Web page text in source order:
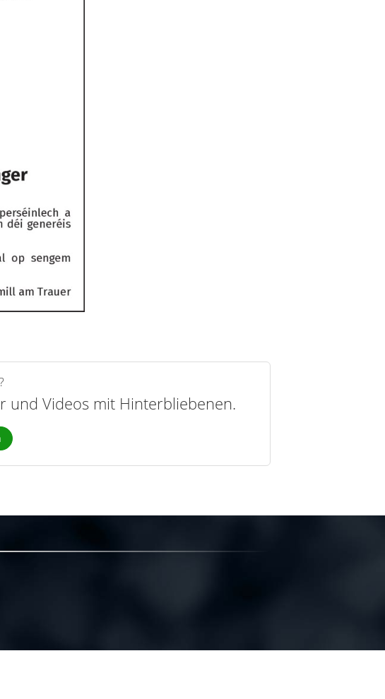
und Videos mit Hinterbliebenen.